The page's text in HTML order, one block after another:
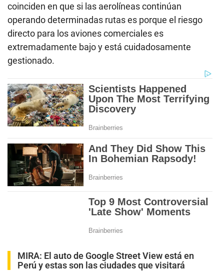
coinciden en que si las aerolíneas continúan
operando determinadas rutas es porque el riesgo
directo para los aviones comerciales es
extremadamente bajo y está cuidadosamente
gestionado.
MIRA: El auto de Google Street View está en
Perú y estas son las ciudades que visitará